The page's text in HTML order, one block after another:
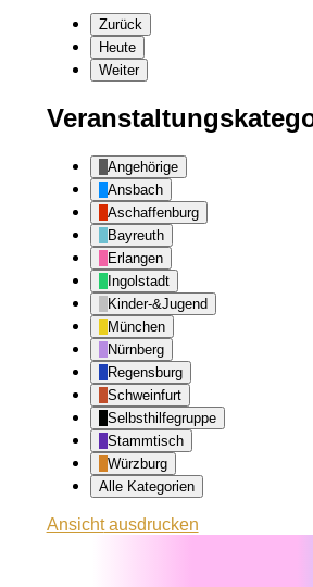
Zurück
Heute
Weiter
Angehörige
Ansbach
Aschaffenburg
Bayreuth
Erlangen
Ingolstadt
Kinder-&Jugend
München
Nürnberg
Regensburg
Schweinfurt
Selbsthilfegruppe
Stammtisch
Würzburg
Alle Kategorien
Ansichtausdrucken